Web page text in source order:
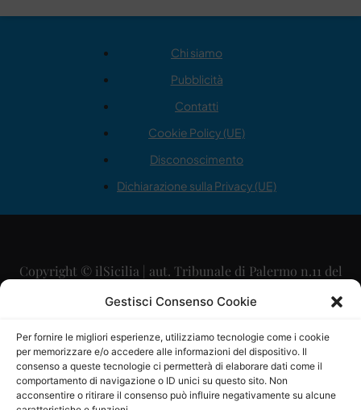
Gestisci Consenso Cookie
Per fornire le migliori esperienze, utilizziamo tecnologie come i cookie
per memorizzare e/o accedere alle informazioni del dispositivo. Il
consenso a queste tecnologie ci permetterà di elaborare dati come il
comportamento di navigazione o ID unici su questo sito. Non
acconsentire o ritirare il consenso può influire negativamente su alcune
Chi siamo
Pubblicità
Contatti
Cookie Policy (UE)
Disconoscimento
Dichiarazione sulla Privacy (UE)
Copyright © ilSicilia | aut. Tribunale di Palermo n.11 del
29/09/2015
Direttore Editoriale: Maurizio Scaglione
Direttore Responsabile: Maria Calabrese